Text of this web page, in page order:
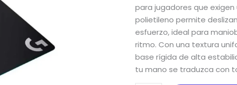
para jugadores que
polietileno permite
esfuerzo,ideal para
ritmo. Con una textura
base rígida de alta
tu mano se traduzca con
Gaming
Medium
Black
cantidad